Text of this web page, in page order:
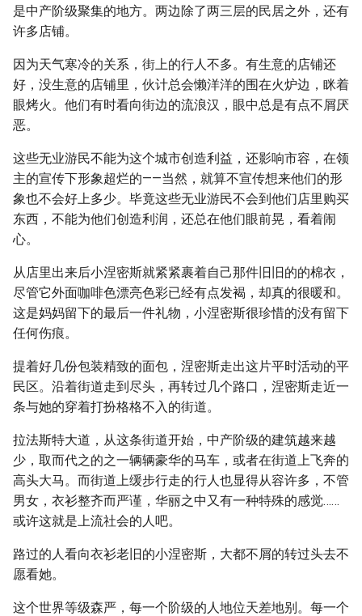
是中产阶级聚集的地方。两边除了两三层的民居之外，还有
许多店铺。
因为天气寒冷的关系，街上的行人不多。有生意的店铺还
好，没生意的店铺里，伙计总会懒洋洋的围在火炉边，眯着
眼烤火。他们有时看向街边的流浪汉，眼中总是有点不屑厌
恶。
这些无业游民不能为这个城市创造利益，还影响市容，在领
主的宣传下形象超烂的——当然，就算不宣传想来他们的形
象也不会好上多少。毕竟这些无业游民不会到他们店里购买
东西，不能为他们创造利润，还总在他们眼前晃，看着闹
心。
从店里出来后小涅密斯就紧紧裹着自己那件旧旧的的棉衣，
尽管它外面咖啡色漂亮色彩已经有点发褐，却真的很暖和。
这是妈妈留下的最后一件礼物，小涅密斯很珍惜的没有留下
任何伤痕。
提着好几份包装精致的面包，涅密斯走出这片平时活动的平
民区。沿着街道走到尽头，再转过几个路口，涅密斯走近一
条与她的穿着打扮格格不入的街道。
拉法斯特大道，从这条街道开始，中产阶级的建筑越来越
少，取而代之的之一辆辆豪华的马车，或者在街道上飞奔的
高头大马。而街道上缓步行走的行人也显得从容许多，不管
男女，衣衫整齐而严谨，华丽之中又有一种特殊的感觉……
或许这就是上流社会的人吧。
路过的人看向衣衫老旧的小涅密斯，大都不屑的转过头去不
愿看她。
这个世界等级森严，每一个阶级的人地位天差地别。每一个